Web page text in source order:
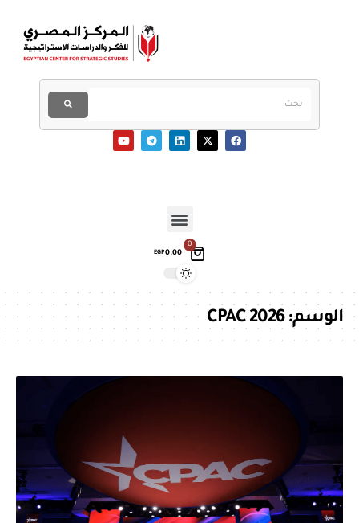
0
EGP0.00
الوسم:CPAC 2026